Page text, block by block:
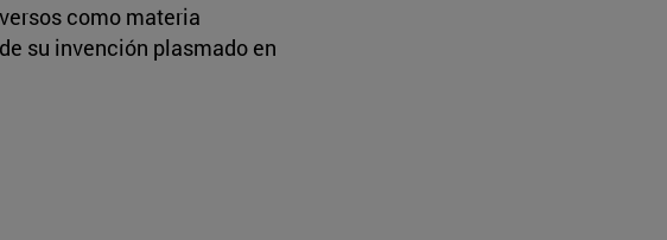
como materia
su invención plasmado en